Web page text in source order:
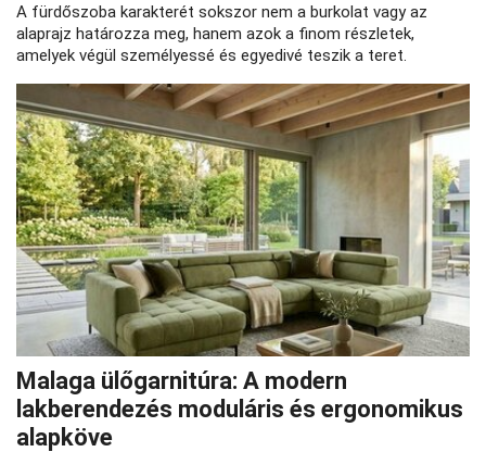
A fürdőszoba karakterét sokszor nem a burkolat vagy az
alaprajz határozza meg, hanem azok a finom részletek,
amelyek végül személyessé és egyedivé teszik a teret.
Malaga ülőgarnitúra: A modern
lakberendezés moduláris és ergonomikus
alapköve